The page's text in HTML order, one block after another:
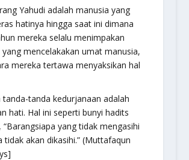
Yahudi adalah manusia yang
hatinya hingga saat ini dimana
mereka selalu menimpakan
mencelakakan umat manusia,
mereka tertawa menyaksikan hal
tanda-tanda kedurjanaan adalah
hati. Hal ini seperti bunyi hadits
“Barangsiapa yang tidak mengasihi
tidak akan dikasihi.” (Muttafaqun